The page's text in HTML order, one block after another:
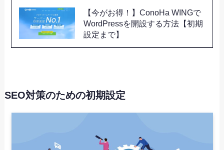
【今がお得！】ConoHa WINGで
WordPressを開設する方法【初期
設定まで】
SEO対策のための初期設定